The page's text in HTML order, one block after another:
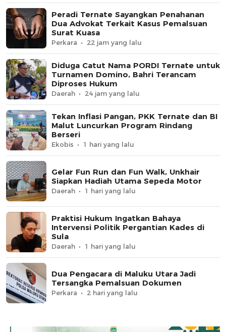
Peradi Ternate Sayangkan Penahanan
Dua Advokat Terkait Kasus Pemalsuan
Surat Kuasa
Perkara 22 jam yang lalu
Diduga Catut Nama PORDI Ternate untuk
Turnamen Domino, Bahri Terancam
Diproses Hukum
Daerah 24 jam yang lalu
Tekan Inflasi Pangan, PKK Ternate dan BI
Malut Luncurkan Program Rindang
Berseri
Ekobis 1 hari yang lalu
Gelar Fun Run dan Fun Walk, Unkhair
Siapkan Hadiah Utama Sepeda Motor
Daerah 1 hari yang lalu
Praktisi Hukum Ingatkan Bahaya
Intervensi Politik Pergantian Kades di
Sula
Daerah 1 hari yang lalu
Dua Pengacara di Maluku Utara Jadi
Tersangka Pemalsuan Dokumen
Perkara 2 hari yang lalu